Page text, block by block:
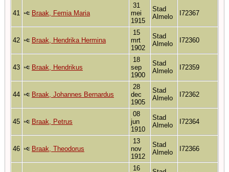
41 Braak, Femia Maria
31
mei
1915
Stad
Almelo
I72367
42 Braak, Hendrika Hermina
15
mrt
1902
Stad
Almelo
I72360
43 Braak, Hendrikus
18
sep
1900
Stad
Almelo
I72359
44 Braak, Johannes Bernardus
28
dec
1905
Stad
Almelo
I72362
45 Braak, Petrus
08
jun
1910
Stad
Almelo
I72364
46 Braak, Theodorus
13
nov
1912
Stad
Almelo
I72366
16